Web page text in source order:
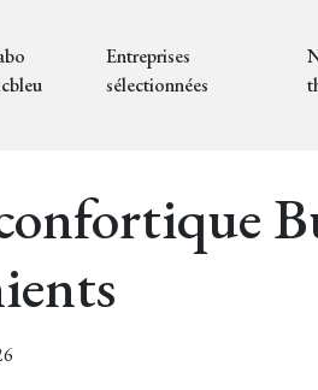
Entreprises
sélectionnées